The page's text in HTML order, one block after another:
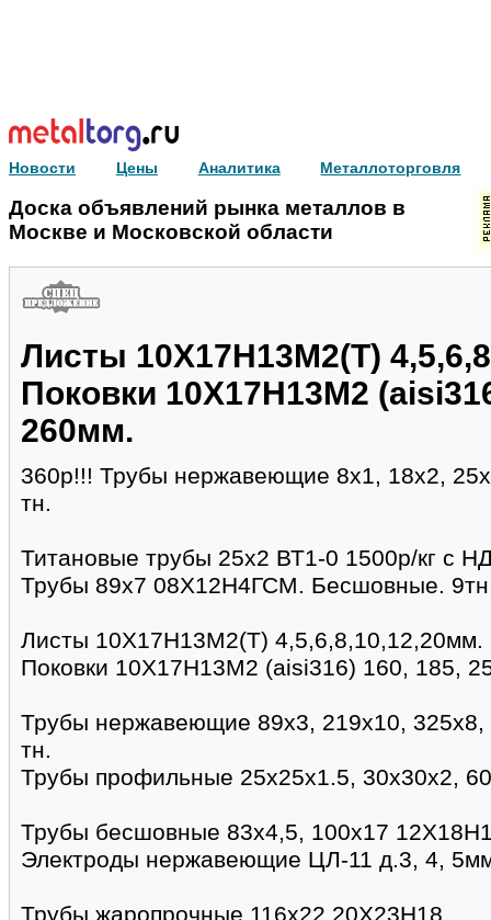
Новости Цены Аналитика Металлоторговля
Доска объявлений рынка металлов в
Москве и Московской области
Листы 10Х17Н13М2(Т)
Поковки 10Х17Н13М2
260мм.
360р!!! Трубы нержавеющие 8х1, 18х2,
тн.
Титановые трубы 25х2 ВТ1-0 1500р/кг с
Трубы 89х7 08Х12Н4ГСМ. Бесшовные.
Листы 10Х17Н13М2(Т) 4,5,6,8,10,12,20мм.
Поковки 10Х17Н13М2 (aisi316) 160, 185,
Трубы нержавеющие 89х3, 219х10,
тн.
Трубы профильные 25х25х1.5, 30х30х2,
Трубы бесшовные 83х4,5, 100х17
Электроды нержавеющие ЦЛ-11 д.3, 4,